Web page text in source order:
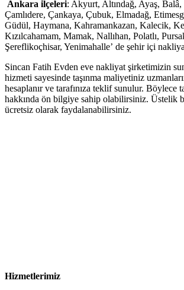
Ankara ilçeleri: Akyurt, Altındağ, Ayaş, Balâ,
Çamlıdere, Çankaya, Çubuk, Elmadağ,
Güdül, Haymana, Kahramankazan, Kalecik,
Kızılcahamam, Mamak, Nallıhan, Polatlı,
Şereflikoçhisar, Yenimahalle’ de şehir içi
Sincan Fatih Evden eve nakliyat şirketimizin
hizmeti sayesinde taşınma maliyetiniz
hesaplanır ve tarafınıza teklif sunulur. Böylece
hakkında ön bilgiye sahip olabilirsiniz. Üstelik
ücretsiz olarak faydalanabilirsiniz.
Hizmetlerimiz